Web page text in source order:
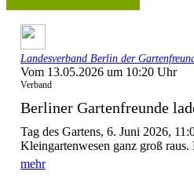
Landesverband Berlin der
Vom 13.05.2026 um 10:20 Uhr
Verband
Berliner Gartenfreunde
Tag des Gartens, 6. Juni 2026,
Kleingartenwesen ganz groß raus.
mehr